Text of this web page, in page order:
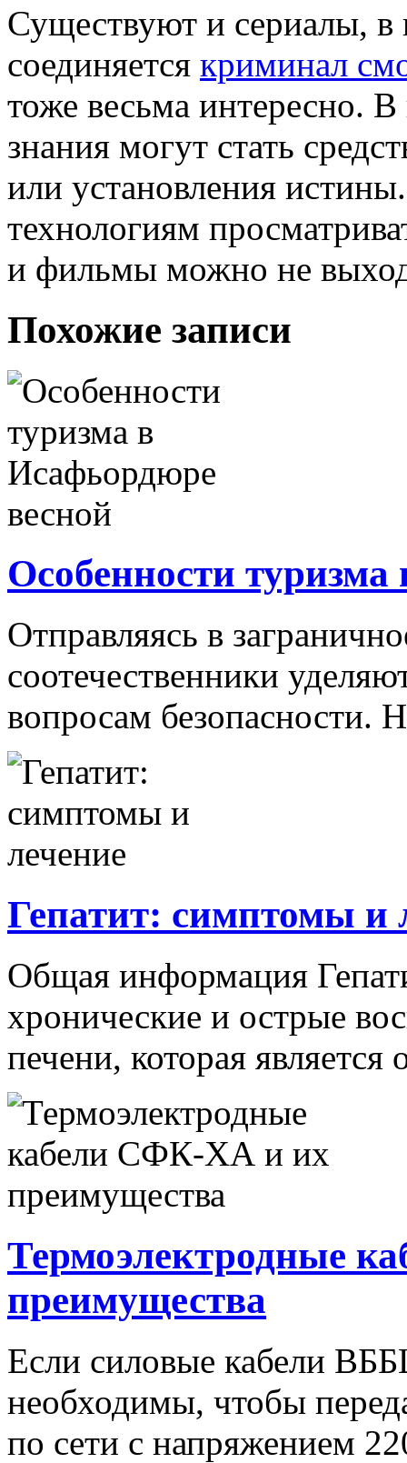
Существуют и сериалы, в
соединяется криминал
тоже весьма интересно.
знания могут стать
или установления
технологиям
и фильмы можно не
Похожие записи
Особенности
Отправляясь в
соотечественники
вопросам безопасности.
Гепатит: симптомы и
Общая информация
хронические и острые
печени, которая
Термоэлектродные
преимущества
Если силовые кабели
необходимы, чтобы
по сети с напряжением